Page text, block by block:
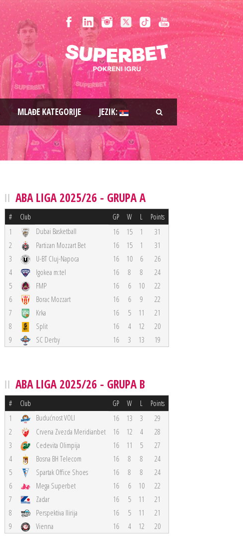
MLAĐE KATEGORIJE JEZIK:
ABA LIGA 2025/26 - GRUPA A
# Club GP W L Points
1 Dubai Basketball 16 15 1
31
2
Partizan Mozzart Bet 16 15 1
31
3
U-BT Cluj-Napoca 16 10 6
26
4
Igokea m:tel 16 8 8
24
5
FMP 16 6 10
22
6
Borac Mozzart 16 6 9
22
7
Krka 16 5 11
21
8
Split 16 4 12
20
9
SC Derby 16 3 13 19
ABA LIGA 2025/26 - GRUPA B
# Club GP W L Points
1 Budućnost VOLI 16 13 3
29
2
Crvena Zvezda Meridianbet 16 12 4
28
3
Cedevita Olimpija 16 11 5
27
4
Bosna BH Telecom 16 8 8
24
5
Spartak Office Shoes 16 8 8
24
6
Mega Superbet 16 6 10
22
7
Zadar 16 5 11
21
8
Perspektiva Ilirija 16 5 11
21
9
Vienna 16 4 12 20